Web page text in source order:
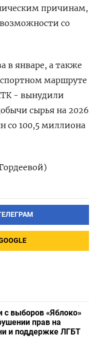
причинам,
со
в январе, а также
маршруте
- вынудили
сырья на 2026
‌со 100,5 миллиона
с выборов «Яблоко»
прав на
и поддержке ЛГБТ